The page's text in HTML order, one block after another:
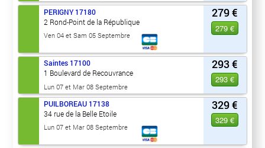
279 €
279 €
PERIGNY 17180
2 Rond-Point de la République
Ven 04 et Sam 05 Septembre
293 €
293 €
Saintes 17100
1 Boulevard de Recouvrance
Lun 07 et Mar 08 Septembre
329 €
329 €
PUILBOREAU 17138
34 rue de la Belle Etoile
Lun 07 et Mar 08 Septembre